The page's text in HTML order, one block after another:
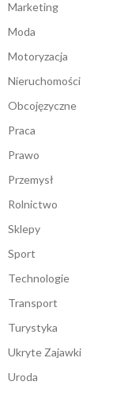
Marketing
Moda
Motoryzacja
Nieruchomości
Obcojęzyczne
Praca
Prawo
Przemysł
Rolnictwo
Sklepy
Sport
Technologie
Transport
Turystyka
Ukryte Zajawki
Uroda